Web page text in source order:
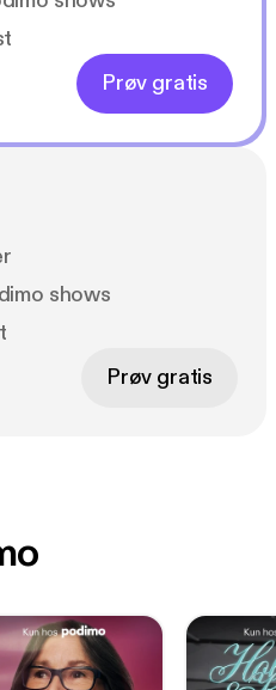
Prøv gratis
shows
Prøv gratis